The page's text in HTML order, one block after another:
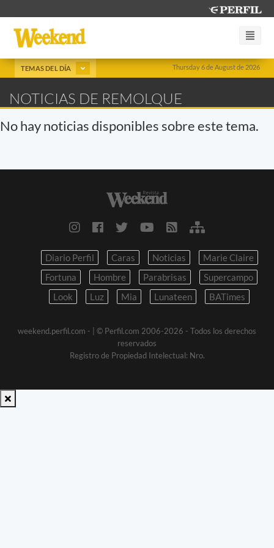
Thursday 6 de August de 2026
TEMAS DEL DÍA
NOTICIAS DE REMOLQUE
No hay noticias disponibles sobre este tema.
Diario Perfil Caras Noticias
Marie Claire
Fortuna
Hombre Parabrisas
Supercampo
Look
Luz Mia Lunateen BATimes
weekend.perfil.com -
| © Perfil.com 2006-2026 - Todos los derechos
reservados
Registro de Propiedad Intelectual: Nro.